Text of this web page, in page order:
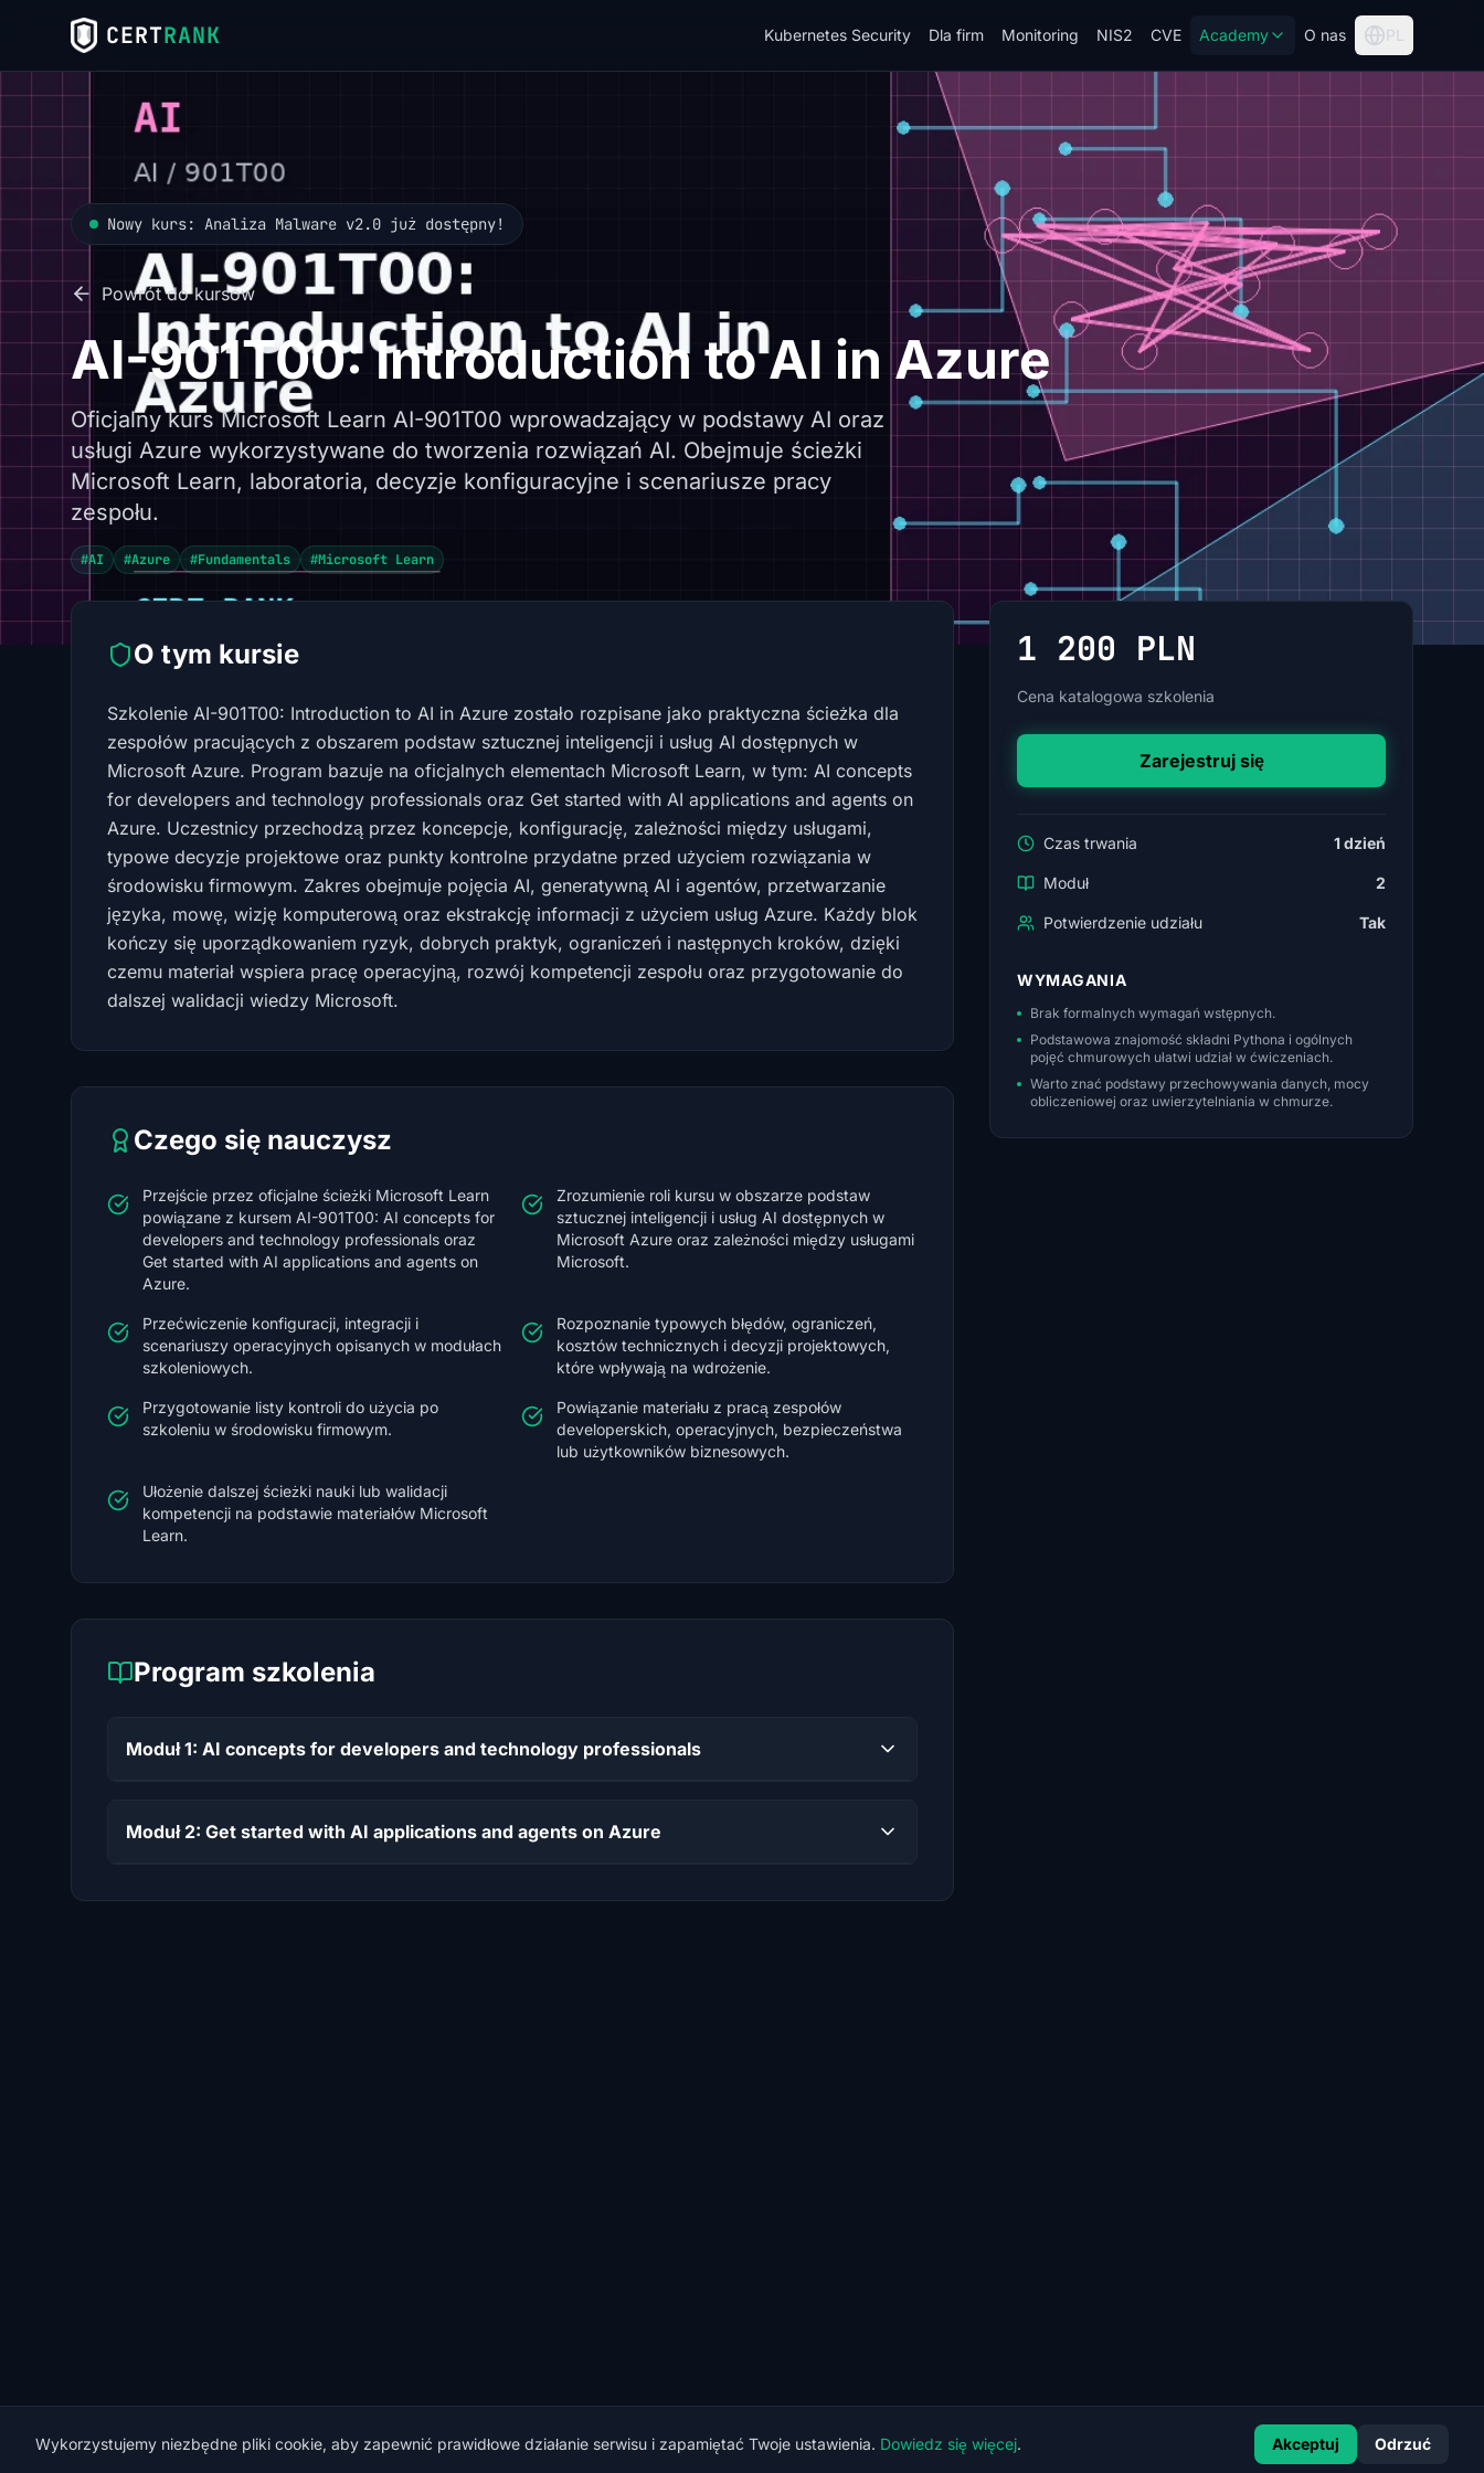
CERTRANK Kubernetes Security Dla firm Monitoring NIS2 CVE Academy O nas PL
Nowy kurs: Analiza Malware v2.0 już dostępny!
Powrót do kursów
AI-901T00: Introduction to AI in Azure
Oficjalny kurs Microsoft Learn AI-901T00 wprowadzający w podstawy AI oraz
usługi Azure wykorzystywane do tworzenia rozwiązań AI. Obejmuje ścieżki
Microsoft Learn, laboratoria, decyzje konfiguracyjne i scenariusze pracy
zespołu.
#AI #Azure #Fundamentals #Microsoft Learn
O tym kursie
Szkolenie AI-901T00: Introduction to AI in Azure zostało rozpisane jako praktyczna ścieżka dla
zespołów pracujących z obszarem podstaw sztucznej inteligencji i usług AI dostępnych w
Microsoft Azure. Program bazuje na oficjalnych elementach Microsoft Learn, w tym: AI concepts
for developers and technology professionals oraz Get started with AI applications and agents on
Azure. Uczestnicy przechodzą przez koncepcje, konfigurację, zależności między usługami,
typowe decyzje projektowe oraz punkty kontrolne przydatne przed użyciem rozwiązania w
środowisku firmowym. Zakres obejmuje pojęcia AI, generatywną AI i agentów, przetwarzanie
języka, mowę, wizję komputerową oraz ekstrakcję informacji z użyciem usług Azure. Każdy blok
kończy się uporządkowaniem ryzyk, dobrych praktyk, ograniczeń i następnych kroków, dzięki
czemu materiał wspiera pracę operacyjną, rozwój kompetencji zespołu oraz przygotowanie do
dalszej walidacji wiedzy Microsoft.
Czego się nauczysz
Przejście przez oficjalne ścieżki Microsoft Learn
powiązane z kursem AI-901T00: AI concepts for
developers and technology professionals oraz
Get started with AI applications and agents on
Azure.
Zrozumienie roli kursu w obszarze podstaw
sztucznej inteligencji i usług AI dostępnych w
Microsoft Azure oraz zależności między usługami
Microsoft.
Przećwiczenie konfiguracji, integracji i
scenariuszy operacyjnych opisanych w modułach
szkoleniowych.
Rozpoznanie typowych błędów, ograniczeń,
kosztów technicznych i decyzji projektowych,
które wpływają na wdrożenie.
Przygotowanie listy kontroli do użycia po
szkoleniu w środowisku firmowym.
Powiązanie materiału z pracą zespołów
developerskich, operacyjnych, bezpieczeństwa
lub użytkowników biznesowych.
Ułożenie dalszej ścieżki nauki lub walidacji
kompetencji na podstawie materiałów Microsoft
Learn.
Program szkolenia
Moduł 1: AI concepts for developers and technology professionals
Moduł 2: Get started with AI applications and agents on Azure
1 200 PLN
Cena katalogowa szkolenia
Zarejestruj się
Czas trwania 1 dzień
Moduł 2
Potwierdzenie udziału Tak
WYMAGANIA
Brak formalnych wymagań wstępnych.
Podstawowa znajomość składni Pythona i ogólnych
pojęć chmurowych ułatwi udział w ćwiczeniach.
Warto znać podstawy przechowywania danych, mocy
obliczeniowej oraz uwierzytelniania w chmurze.
Wykorzystujemy niezbędne pliki cookie, aby zapewnić prawidłowe działanie serwisu i zapamiętać Twoje ustawienia. Dowiedz się więcej. Akceptuj Odrzuć